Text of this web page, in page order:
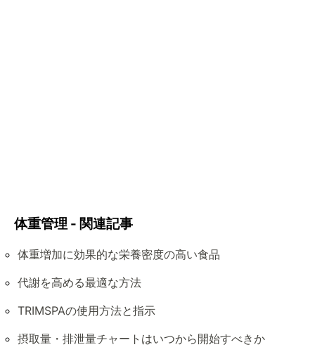
体重管理 - 関連記事
体重増加に効果的な栄養密度の高い食品
代謝を高める最適な方法
TRIMSPAの使用方法と指示
摂取量・排泄量チャートはいつから開始すべきか